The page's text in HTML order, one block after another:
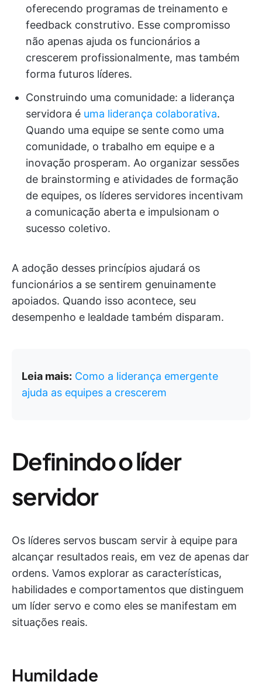
oferecendo programas de treinamento e
feedback construtivo. Esse compromisso
não apenas ajuda os funcionários a
crescerem profissionalmente, mas também
forma futuros líderes.
Construindo uma comunidade: a liderança
servidora é uma liderança colaborativa.
Quando uma equipe se sente como uma
comunidade, o trabalho em equipe e a
inovação prosperam. Ao organizar sessões
de brainstorming e atividades de formação
de equipes, os líderes servidores incentivam
a comunicação aberta e impulsionam o
sucesso coletivo.
A adoção desses princípios ajudará os
funcionários a se sentirem genuinamente
apoiados. Quando isso acontece, seu
desempenho e lealdade também disparam.
Leia mais: Como a liderança emergente
ajuda as equipes a crescerem
Definindo o líder
servidor
Os líderes servos buscam servir à equipe para
alcançar resultados reais, em vez de apenas dar
ordens. Vamos explorar as características,
habilidades e comportamentos que distinguem
um líder servo e como eles se manifestam em
situações reais.
Humildade